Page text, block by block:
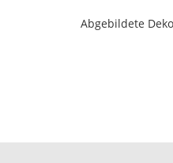
Abgebildete